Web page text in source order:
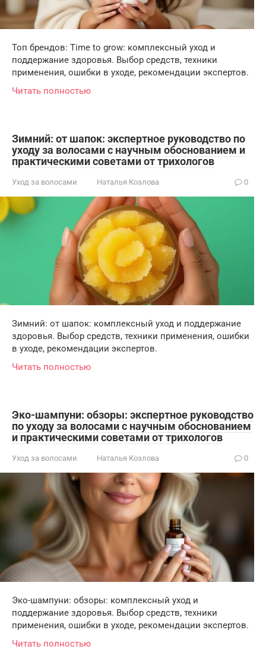
Топ брендов: Time to grow: комплексный уход и
поддержание здоровья. Выбор средств, техники
применения, ошибки в уходе, рекомендации экспертов.
Читать полностью
Зимний: от шапок: экспертное руководство по
уходу за волосами с научным обоснованием и
практическими советами от трихологов
Уход за волосами Наталья Козлова 0
Зимний: от шапок: комплексный уход и поддержание
здоровья. Выбор средств, техники применения, ошибки
в уходе, рекомендации экспертов.
Читать полностью
Эко-шампуни: обзоры: экспертное руководство
по уходу за волосами с научным обоснованием
и практическими советами от трихологов
Уход за волосами Наталья Козлова 0
Эко-шампуни: обзоры: комплексный уход и
поддержание здоровья. Выбор средств, техники
применения, ошибки в уходе, рекомендации экспертов.
Читать полностью